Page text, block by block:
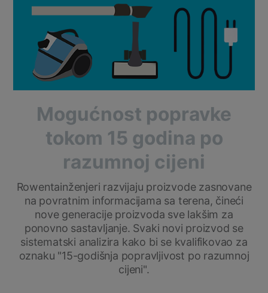
Mogućnost popravke
tokom 15 godina po
razumnoj cijeni
Rowentainženjeri razvijaju proizvode zasnovane
na povratnim informacijama sa terena, čineći
nove generacije proizvoda sve lakšim za
ponovno sastavljanje. Svaki novi proizvod se
sistematski analizira kako bi se kvalifikovao za
oznaku "15-godišnja popravljivost po razumnoj
cijeni".